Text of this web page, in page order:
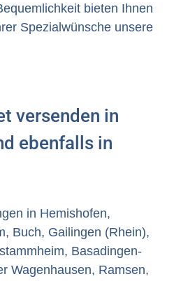
bieten Ihnen
Spezialwünsche unsere
versenden in
ebenfalls in
in Hemishofen,
Buch, Gailingen (Rhein),
Basadingen-
Wagenhausen, Ramsen,